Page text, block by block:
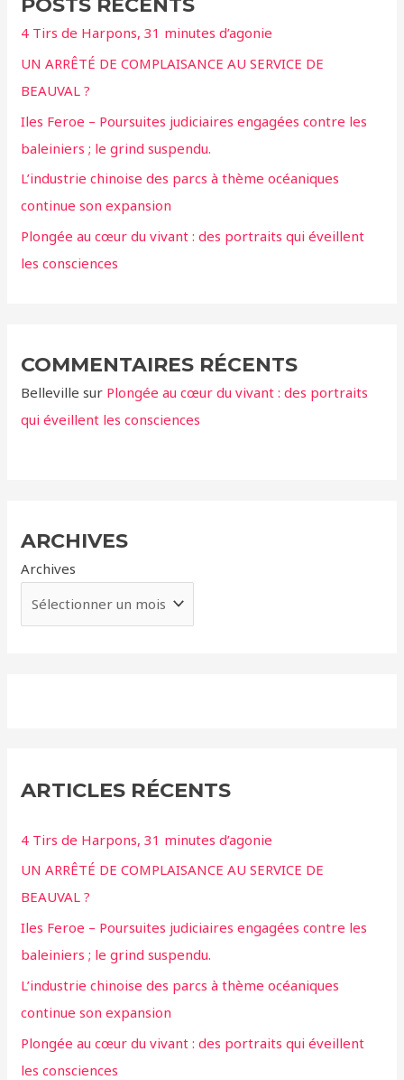
r
c
h
e
r
:
POSTS RÉCENTS
4 Tirs de Harpons, 31 minutes d’agonie
UN ARRÊTÉ DE COMPLAISANCE AU SERVICE DE
BEAUVAL ?
Iles Feroe – Poursuites judiciaires engagées contre les
baleiniers ; le grind suspendu.
L’industrie chinoise des parcs à thème océaniques
continue son expansion
Plongée au cœur du vivant : des portraits qui éveillent
les consciences
COMMENTAIRES RÉCENTS
Belleville sur Plongée au cœur du vivant : des portraits
qui éveillent les consciences
ARCHIVES
Archives
ARTICLES RÉCENTS
4 Tirs de Harpons, 31 minutes d’agonie
UN ARRÊTÉ DE COMPLAISANCE AU SERVICE DE
BEAUVAL ?
Iles Feroe – Poursuites judiciaires engagées contre les
baleiniers ; le grind suspendu.
L’industrie chinoise des parcs à thème océaniques
continue son expansion
Plongée au cœur du vivant : des portraits qui éveillent
les consciences